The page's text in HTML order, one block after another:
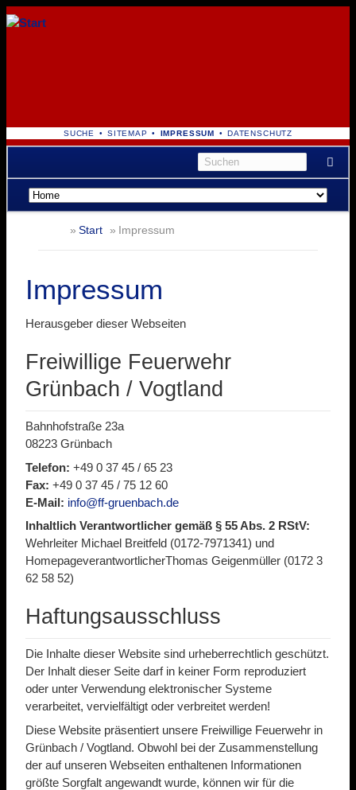
NAVIGATION
ÜBERSPRINGEN
SUCHE SITEMAP IMPRESSUM DATENSCHUTZ
Navigation
überspringen
Start Impressum
Impressum
Herausgeber dieser Webseiten
Freiwillige Feuerwehr
Grünbach / Vogtland
Bahnhofstraße 23a
08223 Grünbach
Telefon: +49 0 37 45 / 65 23
Fax: +49 0 37 45 / 75 12 60
E-Mail: info@ff-gruenbach.de
Inhaltlich Verantwortlicher gemäß § 55 Abs. 2 RStV:
Wehrleiter Michael Breitfeld (0172-7971341) und
HomepageverantwortlicherThomas Geigenmüller (0172 3
62 58 52)
Haftungsausschluss
Die Inhalte dieser Website sind urheberrechtlich geschützt.
Der Inhalt dieser Seite darf in keiner Form reproduziert
oder unter Verwendung elektronischer Systeme
verarbeitet, vervielfältigt oder verbreitet werden!
Diese Website präsentiert unsere Freiwillige Feuerwehr in
Grünbach / Vogtland. Obwohl bei der Zusammenstellung
der auf unseren Webseiten enthaltenen Informationen
größte Sorgfalt angewandt wurde, können wir für die